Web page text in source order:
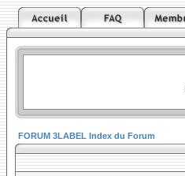
FORUM 3LABEL Index du Forum